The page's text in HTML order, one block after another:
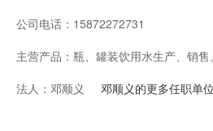
公司电话： 15872272731
主营产品： 瓶、罐装饮用水生产、销
法人： 邓顺义 邓顺义的更多任职单位